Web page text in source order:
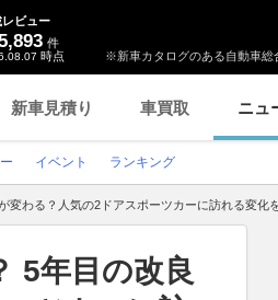
※新車カタログのある自動車総
レビュー
件
時点
新車見積り 車買取 ニュ
イベント ランキング
変わる？人気の2ドアスポーツカーに訪れる変化
5年目の改良